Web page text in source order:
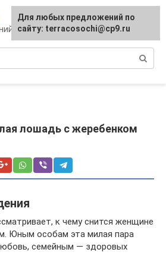
лошадь с жеребенком
к чему снится женщине
Юным особам эта милая пара
семейным — здоровых
Для любых предложений по
сайту: terracosochi@cp9.ru